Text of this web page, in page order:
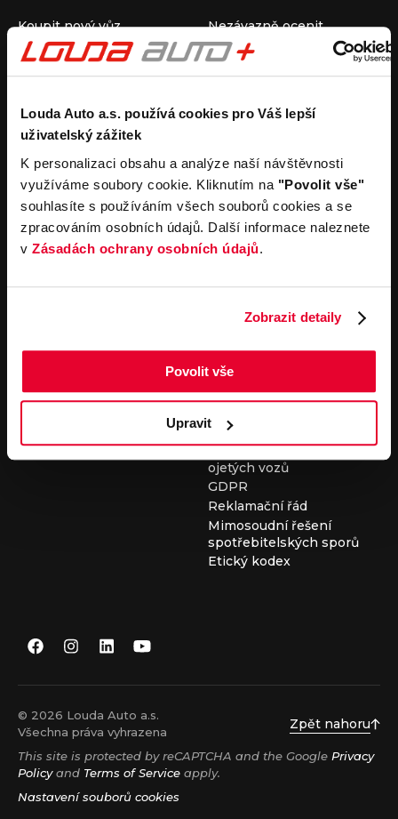
Louda Auto a.s. používá cookies pro Váš lepší
uživatelský zážitek
K personalizaci obsahu a analýze naší návštěvnosti
využíváme soubory cookie. Kliknutím na "Povolit vše"
souhlasíte s používáním všech souborů cookies a se
zpracováním osobních údajů. Další informace naleznete
v Zásadách ochrany osobních údajů.
Zobrazit detaily
Povolit vše
Upravit
Koupit nový vůz
Koupit ojetý vůz
Koupit užitkový vůz
Nezávazně ocenit
Průběh výkupu vozu
Pronájem
Carsharing
Autopůjčovna
Operativní leasing
Společnost
Louda Auto+ Poděbrady
Obytné vozy
Novinky
Kariéra
Servisní služby
Servis
Důležité odkazy
Cookies
Všeobecné obchodní
podmínky pro online
vozidel
Všeobecné obchodní
podmínky pro provádění
servisních prací
Všeobecné obchodní
podmínky při nákupu
ojetých vozů
GDPR
Reklamační řád
Mimosoudní řešení
spotřebitelských sporů
Etický kodex
© 2026 Louda Auto a.s.
Všechna práva vyhrazena
Zpět nahoru
This site is protected by reCAPTCHA and the Google Privacy
Policyand Terms of Service apply.
Nastavení souborů cookies